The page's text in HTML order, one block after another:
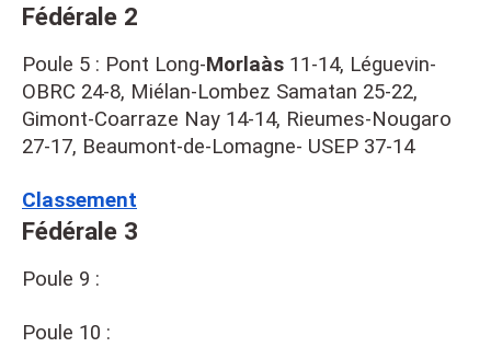
Fédérale 2
Poule 5 : Pont Long-Morlaàs 11-14, Léguevin-
OBRC 24-8, Miélan-Lombez Samatan 25-22,
Gimont-Coarraze Nay 14-14, Rieumes-Nougaro
27-17, Beaumont-de-Lomagne- USEP 37-14
Classement
Fédérale 3
Poule 9 :
Poule 10 :